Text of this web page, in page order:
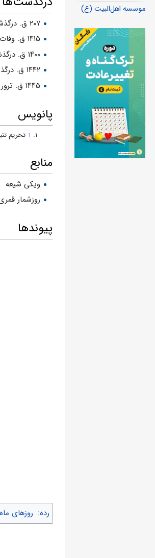
۲۰۷ ق. درگذشت "
۱۴۱۵ ق. وفات آیت‌‏اللَّه ‏"
۱۴۰۰ ق. درگذشت "سید حسن حسینی لواسانی" مجتهد، متکلم، استاد
۱۴۴۲ ق. درگذشت "
۱۴۴۵ ق. ترور "وسام حسن الطویل" از فرماندهان حزب‌الله
پانویس
↑ تحریم
منابع
ویکی شیعه
روزشمار
پیوندها
رده: روزهای
موسسه اهل‌البیت (ع)